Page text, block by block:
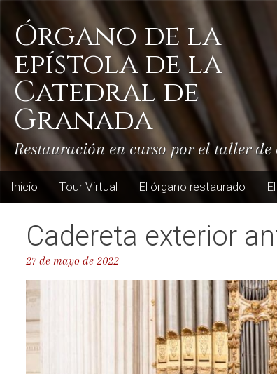
contentÓrgano de la
epístola de la
Catedral de
Granada
Restauración en curso por el taller
Inicio Tour Virtual El órgano restaurado
Cadereta exterior
27 de mayo de 2022